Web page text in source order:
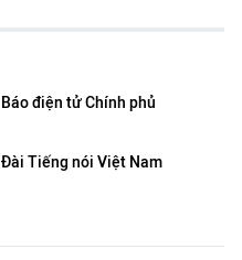
Báo điện tử Chính phủ
Đài Tiếng nói Việt Nam